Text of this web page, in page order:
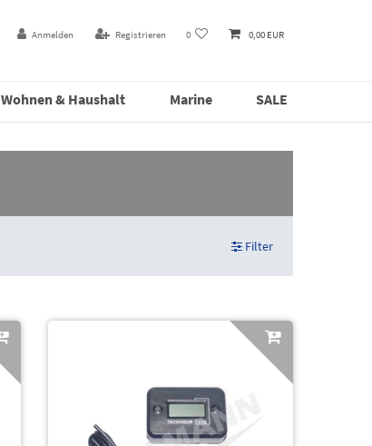
Anmelden Registrieren 0 0,00 EUR
Wohnen & Haushalt Marine SALE
Filter